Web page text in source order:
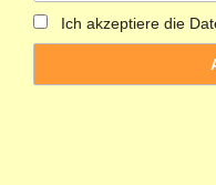
Ich akzeptiere die